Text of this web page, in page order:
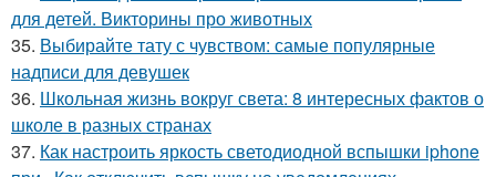
для детей. Викторины про животных
35. Выбирайте тату с чувством: самые популярные
надписи для девушек
36. Школьная жизнь вокруг света: 8 интересных фактов о
школе в разных странах
37. Как настроить яркость светодиодной вспышки iphone